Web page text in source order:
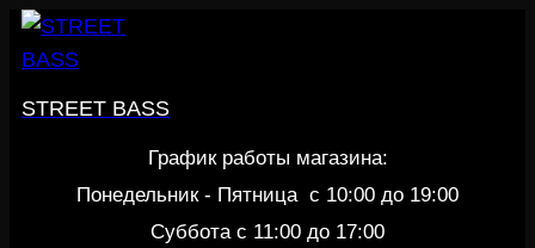
Перейти
STREET BASS
График работы магазина:
Понедельник - Пятница c 10:00 до 19:00
Суббота с 11:00 до 17:00